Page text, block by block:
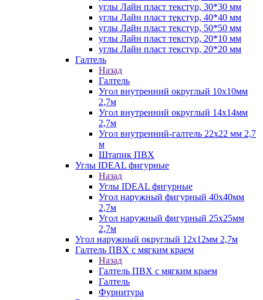
углы Лайн пласт текстур, 30*30 мм
углы Лайн пласт текстур, 40*40 мм
углы Лайн пласт текстур, 50*50 мм
углы Лайн пласт текстур, 20*10 мм
углы Лайн пласт текстур, 20*20 мм
Галтель
Назад
Галтель
Угол внутренний округлый 10х10мм
2,7м
Угол внутренний округлый 14х14мм
2,7м
Угол внутренний-галтель 22х22 мм 2,7
м
Штапик ПВХ
Углы IDEAL фигурные
Назад
Углы IDEAL фигурные
Угол наружный фигурный 40х40мм
2,7м
Угол наружный фигурный 25х25мм
2,7м
Угол наружный округлый 12х12мм 2,7м
Галтель ПВХ с мягким краем
Назад
Галтель ПВХ с мягким краем
Галтель
Фурнитура